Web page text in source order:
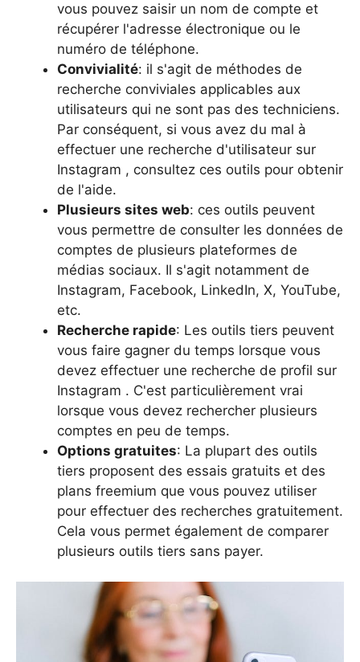
vous pouvez saisir un nom de compte et
récupérer l'adresse électronique ou le
numéro de téléphone.
Convivialité: il s'agit de méthodes de
recherche conviviales applicables aux
utilisateurs qui ne sont pas des techniciens.
Par conséquent, si vous avez du mal à
effectuer une recherche d'utilisateur sur
Instagram , consultez ces outils pour obtenir
de l'aide.
Plusieurs sites web: ces outils peuvent
vous permettre de consulter les données de
comptes de plusieurs plateformes de
médias sociaux. Il s'agit notamment de
Instagram, Facebook, LinkedIn, X, YouTube,
etc.
Recherche rapide: Les outils tiers peuvent
vous faire gagner du temps lorsque vous
devez effectuer une recherche de profil sur
Instagram . C'est particulièrement vrai
lorsque vous devez rechercher plusieurs
comptes en peu de temps.
Options gratuites: La plupart des outils
tiers proposent des essais gratuits et des
plans freemium que vous pouvez utiliser
pour effectuer des recherches gratuitement.
Cela vous permet également de comparer
plusieurs outils tiers sans payer.